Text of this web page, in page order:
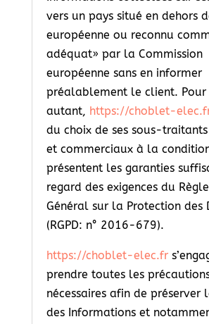
vers un pays situé en dehors
européenne ou reconnu
adéquat» par la Commission
européenne sans en informer
préalablement le client. Pour
autant, https://choblet-
du choix de ses sous-
et commerciaux à la
présentent les garanties
regard des exigences du
Général sur la Protection des
(RGPD: n° 2016-679).
https://choblet-elec.fr
prendre toutes les
nécessaires afin de préserver
des Informations et